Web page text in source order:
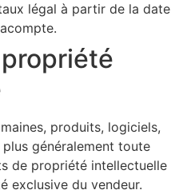
légal à partir de la date
produits, logiciels,
généralement toute
de propriété intellectuelle
exclusive du vendeur.